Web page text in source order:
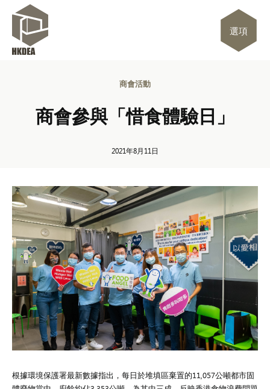
選項
商會活動
商會參與「惜食體驗日」
2021年8月11日
根據環境保護署最新數據指出，每日於堆填區棄置的11,057公噸都市固